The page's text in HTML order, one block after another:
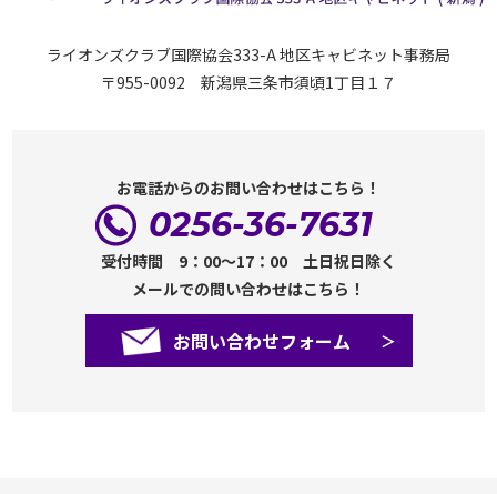
ライオンズクラブ国際協会333-A 地区キャビネット事務局
〒955-0092 新潟県三条市須頃1丁目１７
お電話からのお問い合わせはこちら！
0256-36-7631
受付時間 9：00～17：00 土日祝日除く
メールでの問い合わせはこちら！
お問い合わせフォーム